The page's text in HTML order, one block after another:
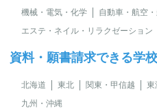
機械・電気・化学 自動車・航空
エステ・ネイル・リラクゼーション
資料・願書請求できる学
北海道 東北 関東・甲信越 東
九州・沖縄